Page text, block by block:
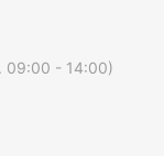
09:00 - 14:00)